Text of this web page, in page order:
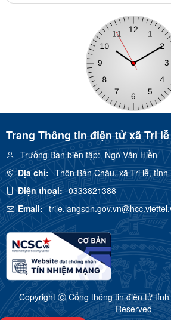
Trang Thông tin điện tử xã Tri lễ
Trưởng Ban biên tập:Ngô Văn Hiền
Địa chỉ: Thôn Bản Châu, xã Tri lễ, tỉnh
Điện thoại: 0333821388
Email:
Copyright Ⓒ Cổng thông tin điện tử tỉnh
Reserved